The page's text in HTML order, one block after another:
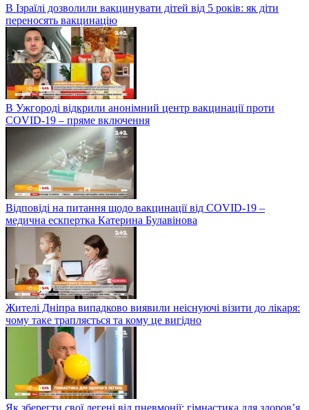
В Ізраїлі дозволили вакцинувати дітей від 5 років: як діти
переносять вакцинацію
В Ужгороді відкрили анонімний центр вакцинації проти
COVID-19 – пряме включення
Відповіді на питання щодо вакцинації від COVID-19 –
медична ескпертка Катерина Булавінова
Жителі Дніпра випадково виявили неіснуючі візити до лікаря:
чому таке трапляється та кому це вигідно
Як зберегти свої легені від пневмонії: гімнастика для здоров’я